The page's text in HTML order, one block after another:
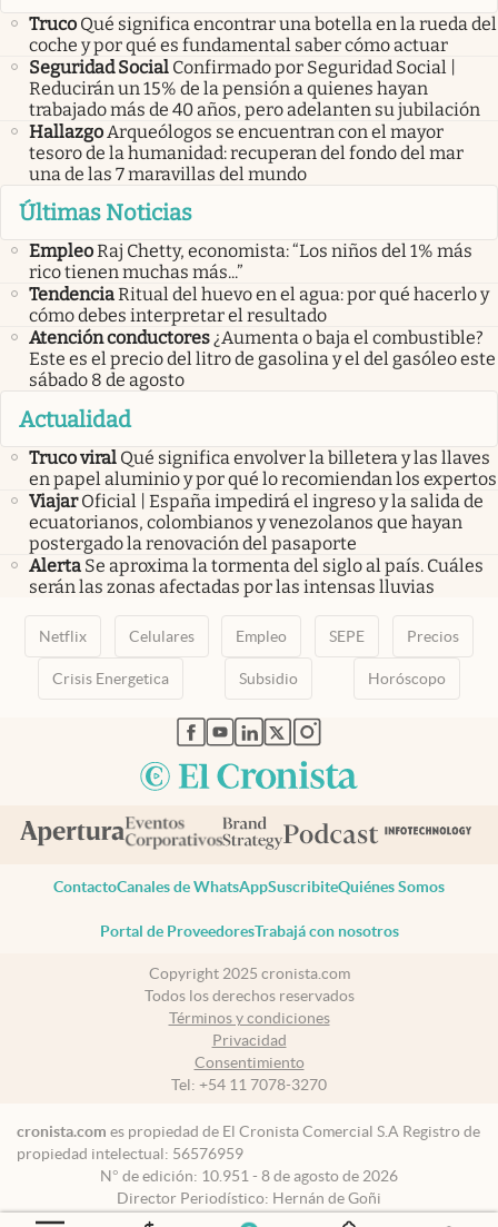
Truco Qué significa encontrar una botella en la rueda del
coche y por qué es fundamental saber cómo actuar
Seguridad Social Confirmado por Seguridad Social |
Reducirán un 15% de la pensión a quienes hayan
trabajado más de 40 años, pero adelanten su jubilación
HallazgoArqueólogos se encuentran con el mayor
tesoro de la humanidad: recuperan del fondo del mar
una de las 7 maravillas del mundo
Últimas Noticias
EmpleoRaj Chetty, economista: “Los niños del 1% más
rico tienen muchas más...”
TendenciaRitual del huevo en el agua: por qué hacerlo y
cómo debes interpretar el resultado
Atención conductores¿Aumenta o baja el combustible?
Este es el precio del litro de gasolina y el del gasóleo este
sábado 8 de agosto
Actualidad
Truco viral Qué significa envolver la billetera y las llaves
en papel aluminio y por qué lo recomiendan los expertos
Viajar Oficial | España impedirá el ingreso y la salida de
ecuatorianos, colombianos y venezolanos que hayan
postergado la renovación del pasaporte
Alerta Se aproxima la tormenta del siglo al país. Cuáles
serán las zonas afectadas por las intensas lluvias
Netflix Celulares Empleo SEPE Precios
Crisis Energetica Subsidio Horóscopo
abre en nueva pestaña
abre en nueva pestaña
abre en nueva pestaña
abre en nueva pestaña
abre en nueva pestaña
ContactoCanales de WhatsAppSuscribiteQuiénes Somos
Portal de ProveedoresTrabajá con nosotros
Copyright 2025 cronista.com
Todos los derechos reservados
Términos y condiciones
Privacidad
Consentimiento
Tel: +54 11 7078-3270
cronista.com es propiedad de El Cronista Comercial S.A Registro de
propiedad intelectual: 56576959
N° de edición: 10.951 - 8 de agosto de 2026
Director Periodístico: Hernán de Goñi